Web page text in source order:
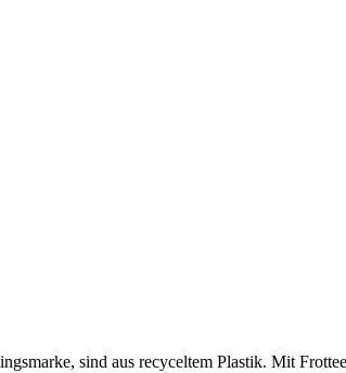
sind aus recyceltem Plastik. Mit